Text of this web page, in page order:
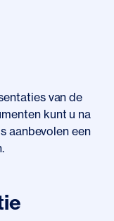
van de
kunt u na
aanbevolen een